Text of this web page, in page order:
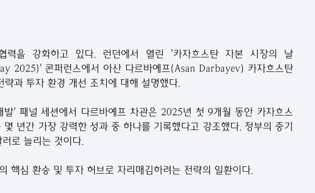
력을 강화하고 있다. 런던에서 열린 '카자흐스탄 자본 시장의 날
2025)' 콘퍼런스에서 아산 다르바예프(Asan Darbayev) 카자흐스탄
과 투자 환경 개선 조치에 대해 설명했다.
' 패널 세션에서 다르바예프 차관은 2025년 첫 9개월 동안 카자흐스
년간 가장 강력한 성과 중 하나를 기록했다고 강조했다. 정부의 중기
로 늘리는 것이다.
핵심 환승 및 투자 허브로 자리매김하려는 전략의 일환이다.